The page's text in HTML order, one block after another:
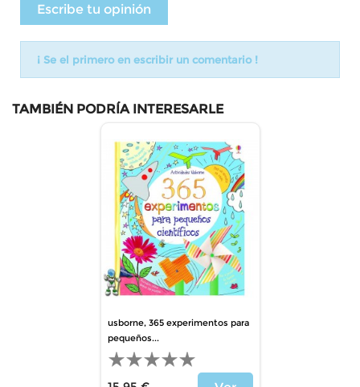
Escribe tu opinión
¡ Se el primero en escribir un comentario !
TAMBIÉN PODRÍA INTERESARLE
usborne, 365 experimentos para
pequeños...